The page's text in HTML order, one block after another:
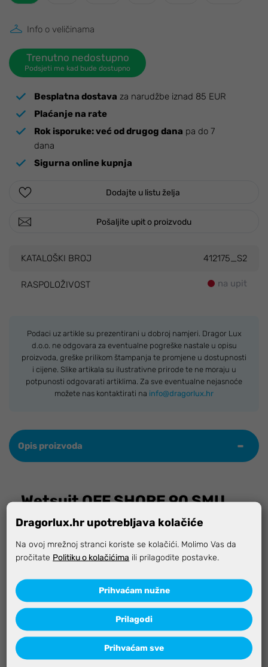
Info o veličinama
Trenutno nedostupno
Podsjeti me kad bude dostupno
Besplatna dostava za narudžbe iznad 85 EUR
Plaćanje na rate
Rok isporuke:već od drugog dana pa do 7
dana
Sigurna online kupnja
Dodajte u listu želja
Pošaljite upit o proizvodu
KATALOŠKI BROJ 412175_S2
RASPOLOŽIVOST na upit
Podaci uz artikle su prezentirani u dobroj namjeri. Dragor Lux
d.o.o. ne odgovara za eventualne pogreške nastale u opisu
proizvoda, greške prilikom štampanja te promjene u dostupnosti
i cijene. Slike artikala su ilustrativne prirode te ne moraju u
potpunosti odgovarati artiklima. Za sve eventualne nejasnoće
možete nas kontaktirati na info@dragorlux.hr
Opis proizvoda
Wetsuit OFF SHORE 90 SMU
2 DIJELA OD OBOSTRANO OBLOŽENOG NEOPRENA
VRLO MEKAN NEOPREN DEBLJINE 9 MM
Dragorlux.hr upotrebljava kolačiće
Na ovoj mrežnoj stranci koriste se kolačići. Molimo Vas da
pročitate Politiku o kolačićima ili prilagodite postavke.
Prihvaćam nužne
Prilagodi
Prihvaćam sve